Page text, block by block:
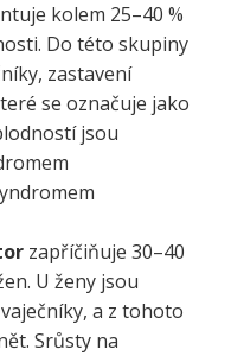
kolem 25–40 %
Do této skupiny
zastavení
se označuje jako
jsou
zapříčiňuje 30–40
U ženy jsou
a z tohoto
Srůsty na